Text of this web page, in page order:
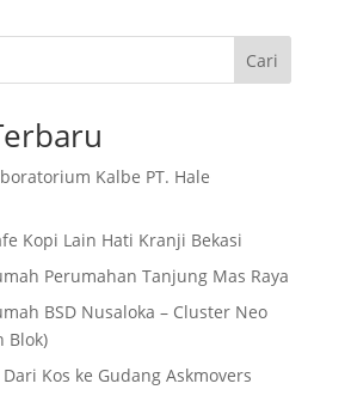
Cari
Kalbe PT. Hale
Kopi Lain Hati Kranji Bekasi
Perumahan Tanjung Mas Raya
BSD Nusaloka – Cluster Neo
Blok)
Dari Kos ke Gudang Askmovers